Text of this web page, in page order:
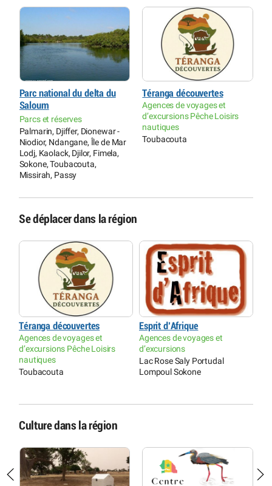
Parc national du delta du
Saloum
Parcs et réserves
Palmarin, Djiffer, Dionewar -
Niodior, Ndangane, Île de Mar
Lodj, Kaolack, Djilor, Fimela,
Sokone, Toubacouta,
Missirah, Passy
Téranga découvertes
Agences de voyages et
d’excursions Pêche Loisirs
nautiques
Toubacouta
Se déplacer dans la région
Téranga découvertes
Agences de voyages et
d’excursions Pêche Loisirs
nautiques
Toubacouta
Esprit d’Afrique
Agences de voyages et
d’excursions
Lac Rose Saly Portudal
Lompoul Sokone
Culture dans la région